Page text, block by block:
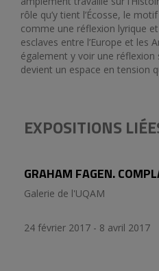
rôle qu’y tient l’Écosse, le
comme une réflexion lyrique
esclaves entre l’Europe et les
également y voir une réflexion
devient un espace en tension
EXPOSITIONS
GRAHAM FAGEN.
Galerie de l'UQAM
24 février 2017 - 8 avril 2017